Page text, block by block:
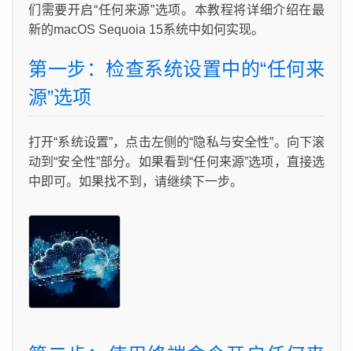
们需要开启“任何来源”选项。本教程将详细介绍在最
新的macOS Sequoia 15系统中如何实现。
第一步：检查系统设置中的“任何来
源”选项
打开“系统设置”，点击左侧的“隐私与安全性”。向下滚
动到“安全性”部分。如果看到“任何来源”选项，直接选
中即可。如果找不到，请继续下一步。